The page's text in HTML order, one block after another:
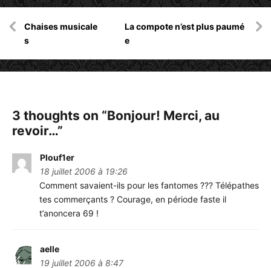
de
l’article
Chaises musicale
s
La compote n’est plus paumé
e
3 thoughts on “Bonjour! Merci, au
revoir…”
Plouf1er
18 juillet 2006 à 19:26
Comment savaient-ils pour les fantomes ??? Télépathes
tes commerçants ? Courage, en période faste il
t’anoncera 69 !
aelle
19 juillet 2006 à 8:47